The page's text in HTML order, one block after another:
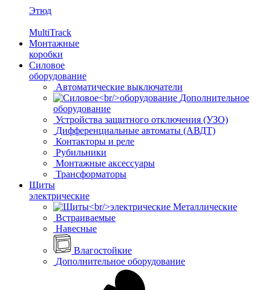
Этюд
MultiTrack
Монтажные
коробки
Силовое
оборудование
Автоматические выключатели
Дополнительное
оборудование
Устройства защитного отключения (УЗО)
Дифференциальные автоматы (АВДТ)
Контакторы и реле
Рубильники
Монтажные аксессуары
Трансформаторы
Щиты
электрические
Металлические
Встраиваемые
Навесные
Влагостойкие
Дополнительное оборудование